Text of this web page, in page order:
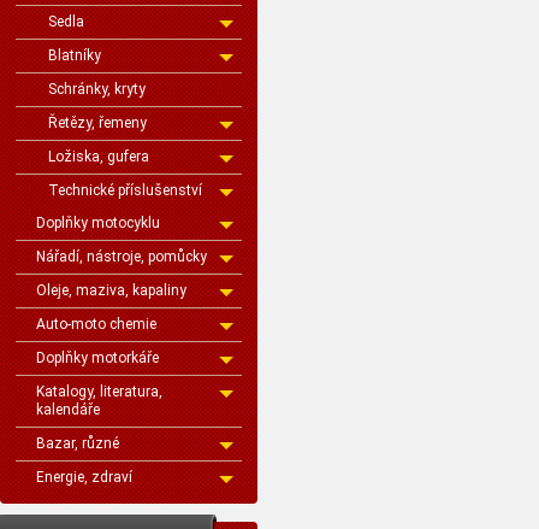
Sedla
Blatníky
Schránky, kryty
Řetězy, řemeny
Ložiska, gufera
Technické příslušenství
Doplňky motocyklu
Nářadí, nástroje, pomůcky
Oleje, maziva, kapaliny
Auto-moto chemie
Doplňky motorkáře
Katalogy, literatura,
kalendáře
Bazar, různé
Energie, zdraví